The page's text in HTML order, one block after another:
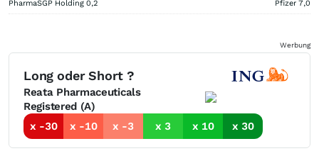
PharmaSGP Holding 0,2 Pfizer 7,0
Werbung
Long oder Short ?
Reata Pharmaceuticals
Registered (A)
x -30
x -10 x -3 x 3 x 10 x 30